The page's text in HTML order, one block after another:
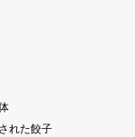
れた餃子